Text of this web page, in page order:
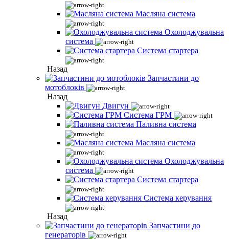
Масляна система
Охолоджувальна
система
Система стартера
Назад
Запчастини до
мотоблоків
Назад
Двигун
Система ГРМ
Паливна система
Масляна система
Охолоджувальна
система
Система стартера
Система керування
Назад
Запчастини до
генераторів